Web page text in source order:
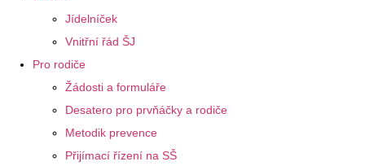
Jídelníček
Vnitřní řád ŠJ
Pro rodiče
Žádosti a formuláře
Desatero pro prvňáčky a rodiče
Metodik prevence
Přijímací řízení na SŠ